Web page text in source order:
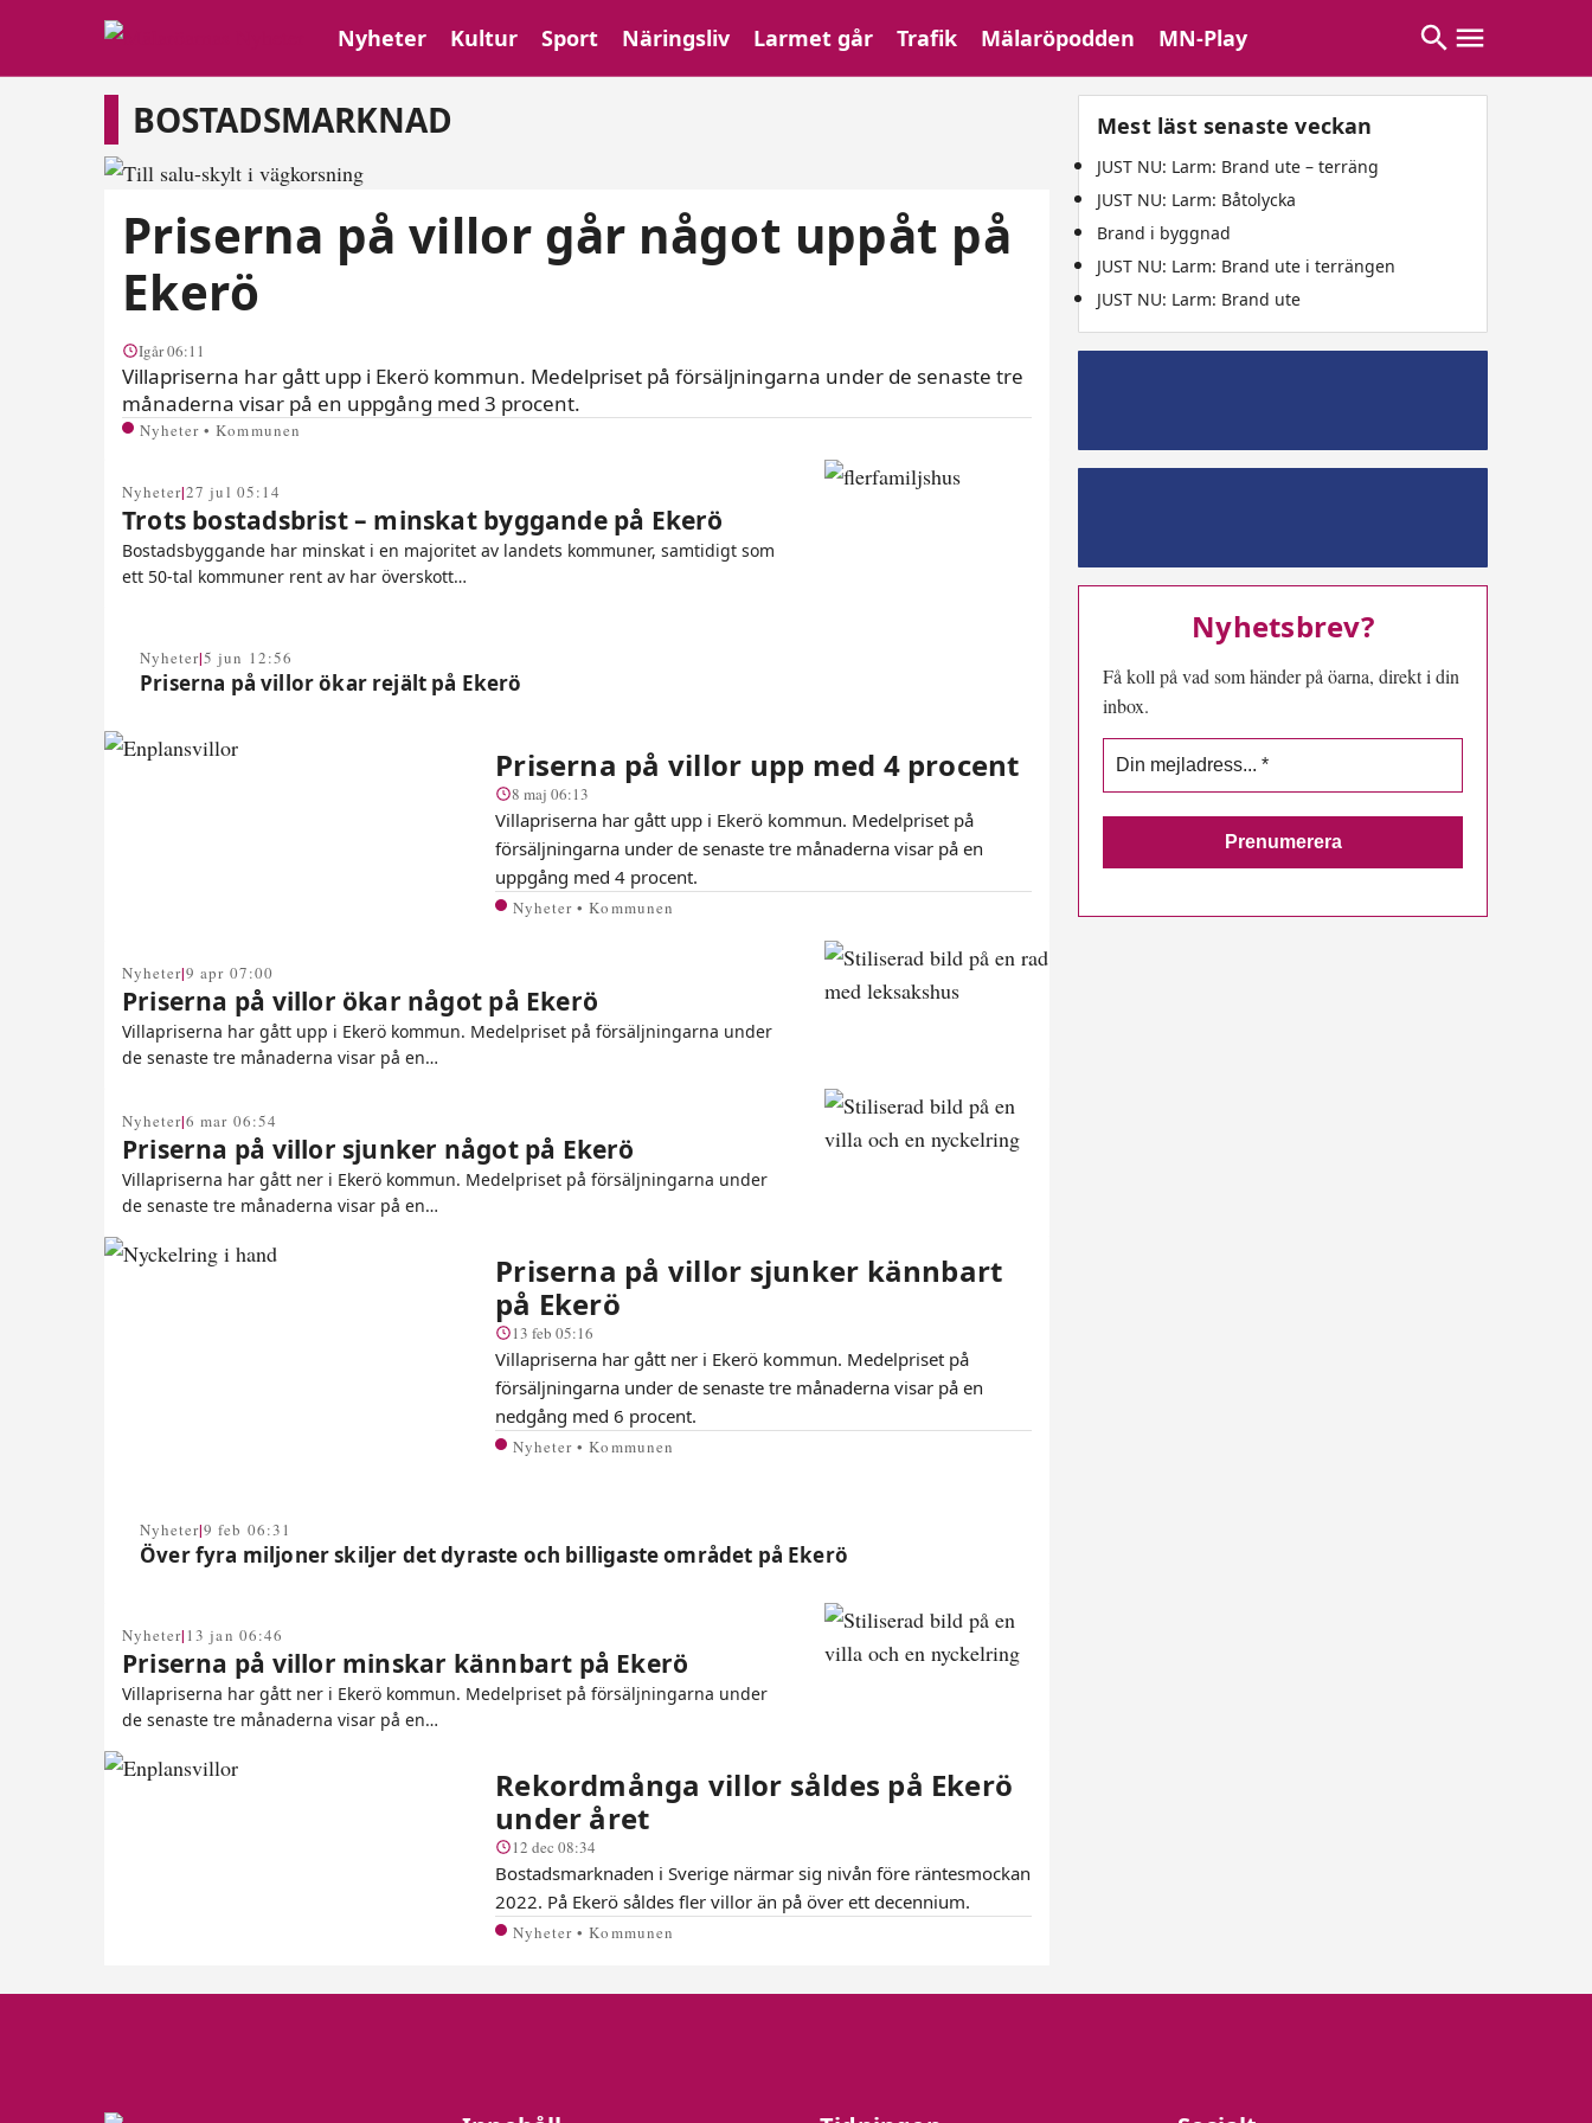
Nyheter Kultur Sport Näringsliv Larmet går Trafik Mälaröpodden MN-Play
Bostadsmarknad
BOSTADSMARKNAD
Priserna på villor går något uppåt på
Ekerö
Igår 06:11
Villapriserna har gått upp i Ekerö kommun. Medelpriset på försäljningarna under de senaste tre
månaderna visar på en uppgång med 3 procent.
Nyheter • Kommunen
Nyheter|27 jul 05:14
Trots bostadsbrist – minskat byggande på Ekerö
Bostadsbyggande har minskat i en majoritet av landets kommuner, samtidigt som
ett 50-tal kommuner rent av har överskott…
Nyheter|5 jun 12:56
Priserna på villor ökar rejält på Ekerö
Priserna på villor upp med 4 procent
8 maj 06:13
Villapriserna har gått upp i Ekerö kommun. Medelpriset på
försäljningarna under de senaste tre månaderna visar på en
uppgång med 4 procent.
Nyheter • Kommunen
Nyheter|9 apr 07:00
Priserna på villor ökar något på Ekerö
Villapriserna har gått upp i Ekerö kommun. Medelpriset på försäljningarna under
de senaste tre månaderna visar på en…
Nyheter|6 mar 06:54
Priserna på villor sjunker något på Ekerö
Villapriserna har gått ner i Ekerö kommun. Medelpriset på försäljningarna under
de senaste tre månaderna visar på en…
Priserna på villor sjunker kännbart
på Ekerö
13 feb 05:16
Villapriserna har gått ner i Ekerö kommun. Medelpriset på
försäljningarna under de senaste tre månaderna visar på en
nedgång med 6 procent.
Nyheter • Kommunen
Nyheter|9 feb 06:31
Över fyra miljoner skiljer det dyraste och billigaste området på Ekerö
Nyheter| 13 jan 06:46
Priserna på villor minskar kännbart på Ekerö
Villapriserna har gått ner i Ekerö kommun. Medelpriset på försäljningarna under
de senaste tre månaderna visar på en…
Rekordmånga villor såldes på Ekerö
under året
12 dec 08:34
Bostadsmarknaden i Sverige närmar sig nivån före räntesmockan
2022. På Ekerö såldes fler villor än på över ett decennium.
Nyheter • Kommunen
Mest läst senaste veckan
JUST NU: Larm: Brand ute – terräng
JUST NU: Larm: Båtolycka
Brand i byggnad
JUST NU: Larm: Brand ute i terrängen
JUST NU: Larm: Brand ute
Nyhetsbrev?
Få koll på vad som händer på öarna, direkt i din
inbox.